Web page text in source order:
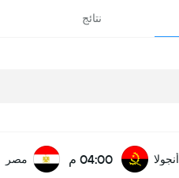
نتائج
أنجولا 04:00 م مصر